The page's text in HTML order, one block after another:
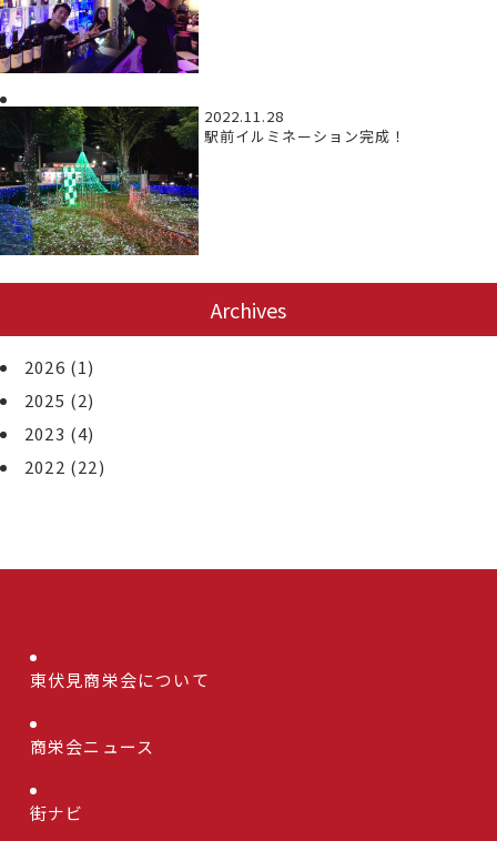
2022.11.28
駅前イルミネーション完成！
Archives
2026 (1)
2025 (2)
2023 (4)
2022 (22)
東伏見商栄会について
商栄会ニュース
街ナビ